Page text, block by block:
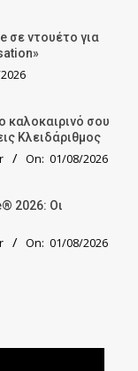
σε ντουέτο για
καλοκαιρινό σου
Κλειδάριθμος
On: 01/08/2026
2026: Οι
On: 01/08/2026